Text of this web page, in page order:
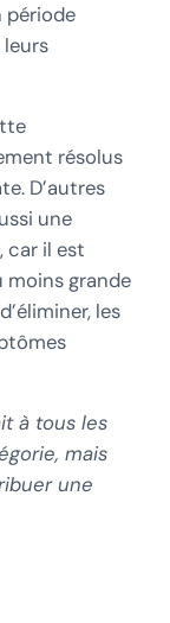
période
leurs
résolus
D’autres
une
car il est
moins grande
les
à tous les
mais
une